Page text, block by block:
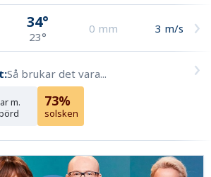
34°
23°
0 mm 3 m/s
Så brukar det vara...
m.
73%
solsken